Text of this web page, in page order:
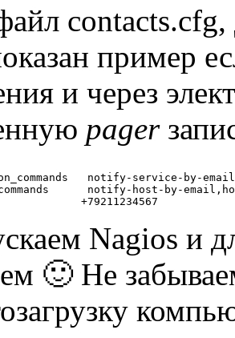
contacts.cfg,
пример
и через
pager
notify-service-by-
notify-host-by-
Nagios и
🙂 Не